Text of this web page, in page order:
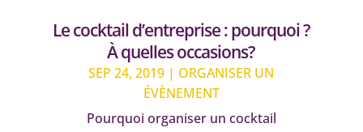
Le cocktail d’entreprise : pourquoi ?
À quelles occasions?
SEP 24, 2019 | ORGANISER UN
ÉVÈNEMENT
Pourquoi organiser un cocktail